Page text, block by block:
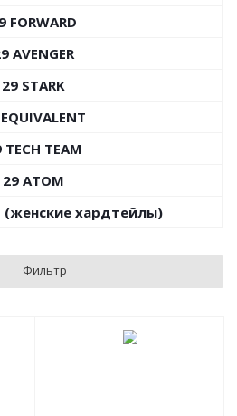
FORWARD
AVENGER
29 STARK
TECH TEAM
29 ATOM
(женские хардтейлы)
Фильтр